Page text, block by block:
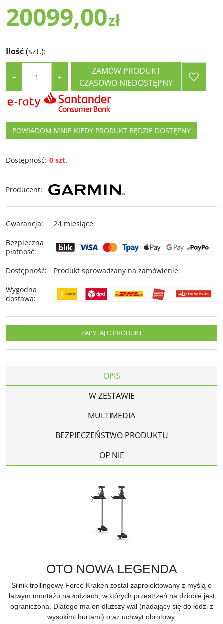
20099,00zł
Ilość(szt.):
− +
ZAMÓW PRODUKT
CZASOWO NIEDOSTĘPNY
POWIADOM MNIE KIEDY PRODUKT BĘDZIE DOSTĘPNY
Dostępność: 0 szt.
Producent:
Gwarancja:
24 miesiące
Bezpieczna
płatność:
Dostępność:
Produkt sprowadzany na zamówienie
Wygodna
dostawa:
ZAPYTAJ O PRODUKT
OPIS
W ZESTAWIE
MULTIMEDIA
BEZPIECZEŃSTWO PRODUKTU
OPINIE
OTO NOWA LEGENDA
Silnik trollingowy Force Kraken został zaprojektowany z myślą o
łatwym montażu na łodziach, w których przestrzeń na dziobie jest
ograniczona. Dlatego ma on dłuższy wał (nadający się do łodzi z
wysokimi burtami) oraz uchwyt obrotowy.